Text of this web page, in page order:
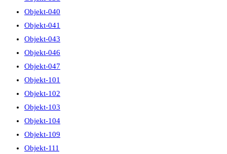
Objekt-040
Objekt-041
Objekt-043
Objekt-046
Objekt-047
Objekt-101
Objekt-102
Objekt-103
Objekt-104
Objekt-109
Objekt-111